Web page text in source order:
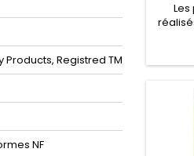
Products, Registred TM
NF
profil
pour